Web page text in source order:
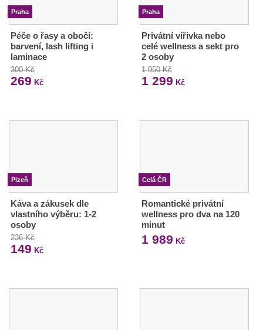
Praha
Péče o řasy a obočí:
barvení, lash lifting i
laminace
300 Kč
269 Kč
Praha
Privátní vířivka nebo
celé wellness a sekt pro
2 osoby
1 950 Kč
1 299 Kč
Plzeň
Káva a zákusek dle
vlastního výběru: 1-2
osoby
236 Kč
149 Kč
Celá ČR
Romantické privátní
wellness pro dva na 120
minut
1 989 Kč